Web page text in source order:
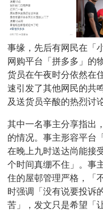
事缘，先后有网民在「
网购平台「拼多多」的
货员在午夜时分依然在
速引发了其他网民的共
及送货员辛酸的热烈讨论
其中一名事主分享指出
的情况。事主形容平台
在晚上九时送达尚能接
个时间真绷不住」。事
住的屋邨管理严格，「
时强调「没有说要投诉
苦」，发文只是希望「